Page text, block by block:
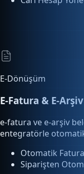
E-Fatura & E-Arşiv
e-fatura ve e-arşiv
entegratörle
Otomatik
Siparişten